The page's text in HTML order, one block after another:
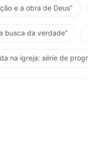
uma maneira
e a obra de Deus”
busca da verdade”
na igreja: série de